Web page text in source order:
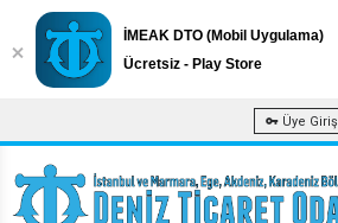
Üye Giriş
İMEAK DTO (Mobil Uygulama)
Ücretsiz - Play Store